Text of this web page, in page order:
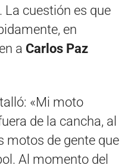
La cuestión es que
en
a Carlos Paz
«Mi moto
de la cancha, al
motos de gente que
Al momento del